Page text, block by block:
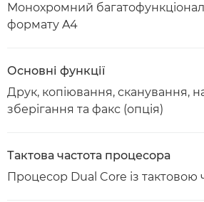
Монохромний
формату A4
Основні функції
Друк, копіювання, сканування,
зберігання та факс (опція)
Тактова частота процесора
Процесор Dual Core із тактовою